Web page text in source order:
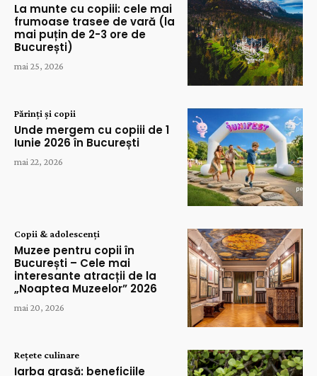
La munte cu copiii: cele mai
frumoase trasee de vară (la
mai puțin de 2-3 ore de
București)
mai 25, 2026
Părinți și copii
Unde mergem cu copiii de 1
Iunie 2026 în București
mai 22, 2026
Copii & adolescenți
Muzee pentru copii în
București – Cele mai
interesante atracții de la
„Noaptea Muzeelor” 2026
mai 20, 2026
Rețete culinare
Iarba grasă: beneficiile